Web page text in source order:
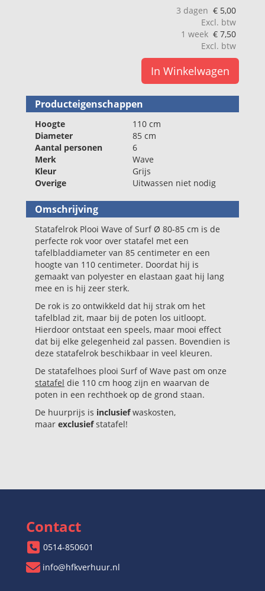
3 dagen € 5,00
Excl. btw
1 week € 7,50
Excl. btw
In Winkelwagen
Producteigenschappen
Hoogte
110 cm
Diameter
85 cm
Aantal personen
6
Merk
Wave
Kleur
Grijs
Overige
Uitwassen niet nodig
Omschrijving
Statafelrok Plooi Wave of Surf Ø 80-85 cm is de
perfecte rok voor over statafel met een
tafelbladdiameter van 85 centimeter en een
hoogte van 110 centimeter. Doordat hij is
gemaakt van polyester en elastaan gaat hij lang
mee en is hij zeer sterk.
De rok is zo ontwikkeld dat hij strak om het
tafelblad zit, maar bij de poten los uitloopt.
Hierdoor ontstaat een speels, maar mooi effect
dat bij elke gelegenheid zal passen. Bovendien is
deze statafelrok beschikbaar in veel kleuren.
De statafelhoes plooi Surf of Wave past om onze
statafel die 110 cm hoog zijn en waarvan de
poten in een rechthoek op de grond staan.
De huurprijs is inclusiefwaskosten,
maar exclusiefstatafel!
Contact
0514-850601
info@hfkverhuur.nl